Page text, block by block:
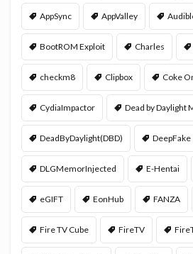
AppSync AppValley
BootROM Exploit Charles
checkm8 Clipbox Coke
CydiaImpactor Dead by Daylight
DeadByDaylight(DBD) DeepFake
DLGMemorInjected E-Hentai
eGIFT EonHub FANZA
Fire TV Cube FireTV